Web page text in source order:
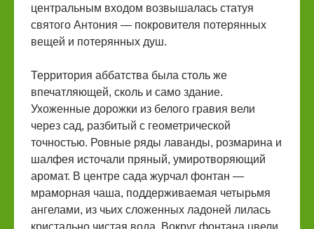
центральным входом возвышалась статуя
святого Антония — покровителя потерянных
вещей и потерянных душ.
Территория аббатства была столь же
впечатляющей, сколь и само здание.
Ухоженные дорожки из белого гравия вели
через сад, разбитый с геометрической
точностью. Ровные ряды лаванды, розмарина и
шалфея источали пряный, умиротворяющий
аромат. В центре сада журчал фонтан —
мраморная чаша, поддерживаемая четырьмя
ангелами, из чьих сложенных ладоней лилась
кристально чистая вода. Вокруг фонтана цвели